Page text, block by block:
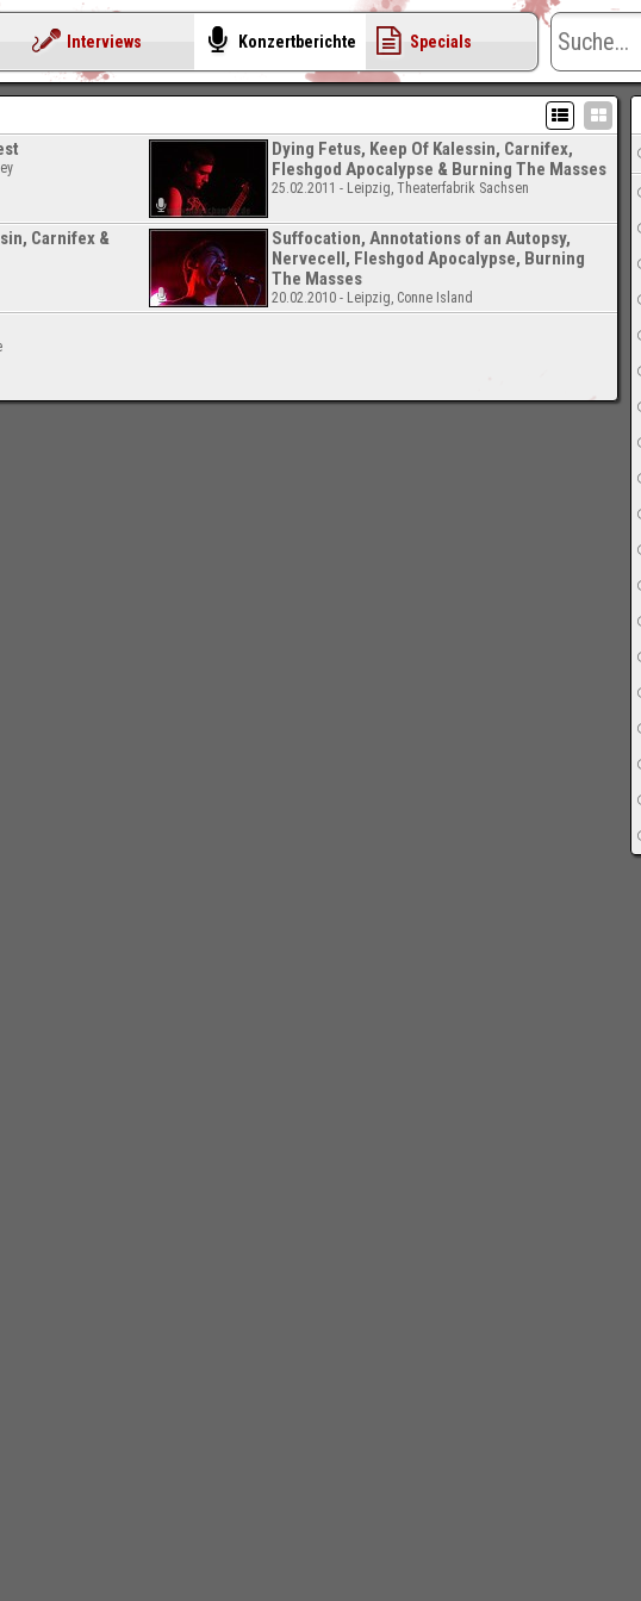
Dying Fetus, Keep Of Kalessin, Carnifex,
Fleshgod Apocalypse & Burning The Masses
25.02.2011 - Leipzig, Theaterfabrik Sachsen
Carnifex &
Suffocation, Annotations of an Autopsy,
Nervecell, Fleshgod Apocalypse, Burning
The Masses
20.02.2010 - Leipzig, Conne Island
Interviews Konzertberichte Specials